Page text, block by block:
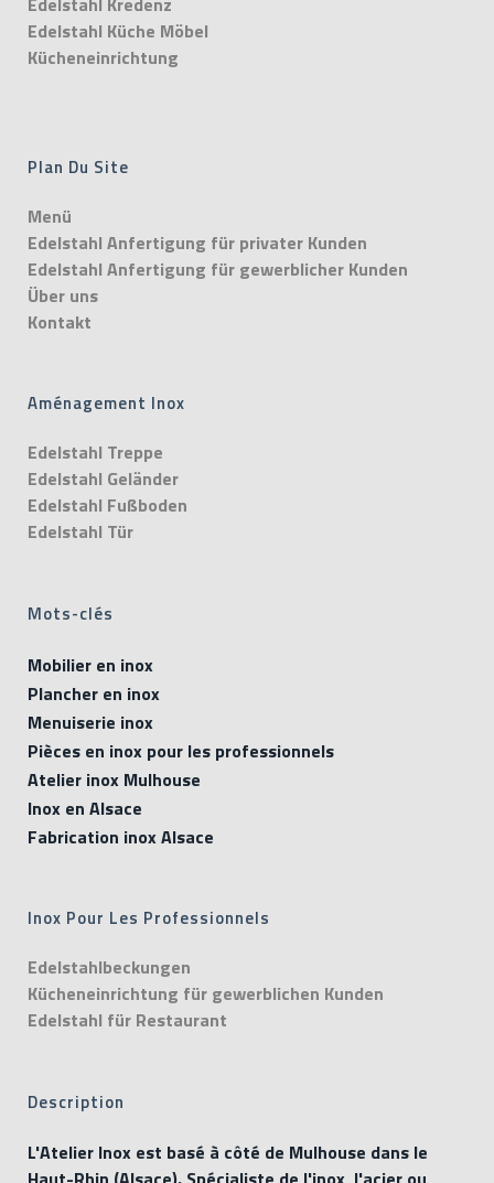
Edelstahl Küche Möbel
Kücheneinrichtung
Plan Du Site
Menü
Edelstahl Anfertigung für privater Kunden
Edelstahl Anfertigung für gewerblicher Kunden
Über uns
Kontakt
Aménagement Inox
Edelstahl Treppe
Edelstahl Geländer
Edelstahl Fußboden
Edelstahl Tür
Mots-clés
Mobilier en inox
Plancher en inox
Menuiserie inox
Pièces en inox pour les professionnels
Atelier inox Mulhouse
Inox en Alsace
Fabrication inox Alsace
Inox Pour Les Professionnels
Edelstahlbeckungen
Kücheneinrichtung für gewerblichen Kunden
Edelstahl für Restaurant
Description
L'Atelier Inox est basé à côté de Mulhouse dans le